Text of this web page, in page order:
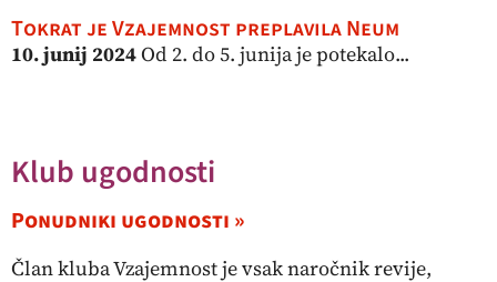
Tokrat je Vzajemnost preplavila Neum
10. junij 2024Od 2. do 5. junija je potekalo...
Klub ugodnosti
Ponudniki ugodnosti »
Član kluba Vzajemnost je vsak naročnik revije,